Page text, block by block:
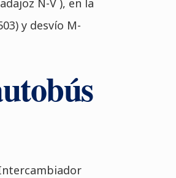
N-V ), en la
y desvío M-